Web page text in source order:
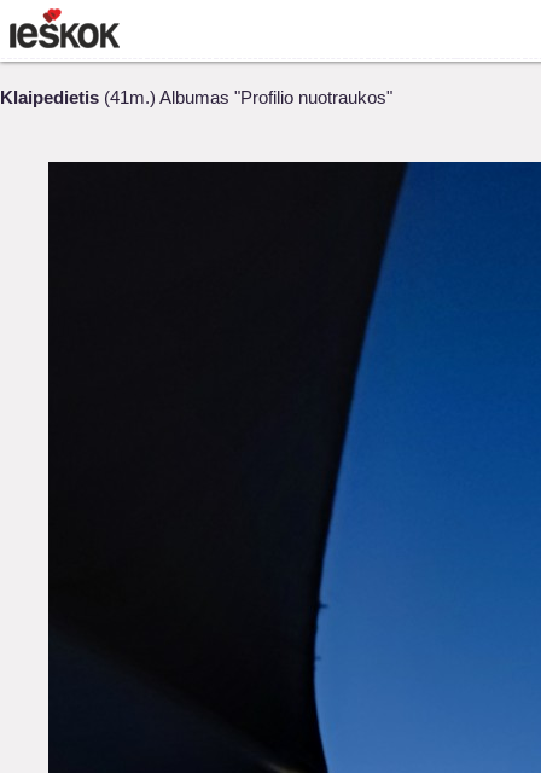
Klaipedietis (41m.) Albumas "Profilio nuotraukos"